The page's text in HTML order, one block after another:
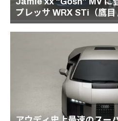
プレッサ WRX STi（鷹目